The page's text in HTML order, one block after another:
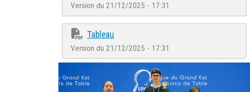
Version du 21/12/2025 - 17:31
Tableau
Version du 21/12/2025 - 17:31